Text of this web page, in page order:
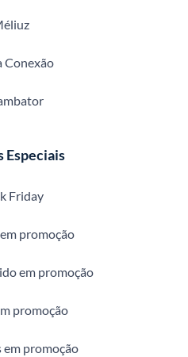
Conexão
Especiais
Friday
promoção
em promoção
promoção
em promoção